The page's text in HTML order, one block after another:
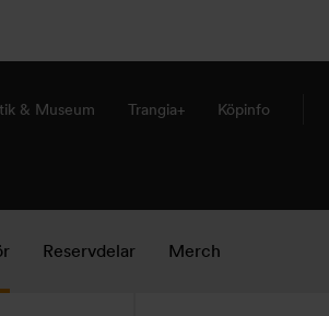
& Museum Trangia+ Köpinfo
Reservdelar Merch